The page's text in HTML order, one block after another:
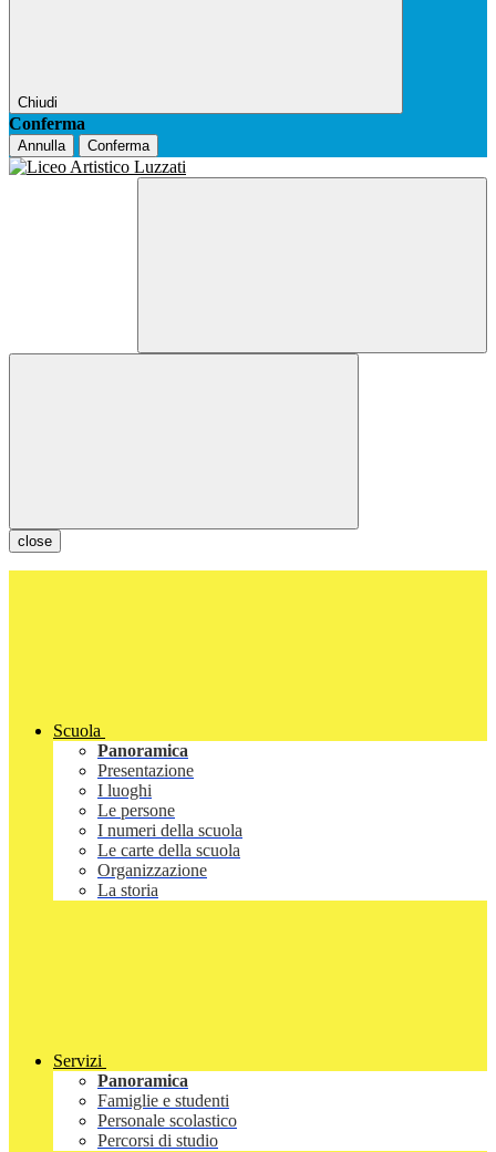
Chiudi
Conferma
Annulla Conferma
close
Scuola
Panoramica
Presentazione
I luoghi
Le persone
I numeri della scuola
Le carte della scuola
Organizzazione
La storia
Servizi
Panoramica
Famiglie e studenti
Personale scolastico
Percorsi di studio